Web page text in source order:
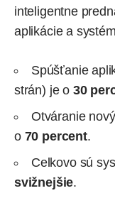
inteligentne
aplikácie a
Spúšťanie
strán) je o 30
Otváranie
o 70 percent.
Celkovo sú
svižnejšie.